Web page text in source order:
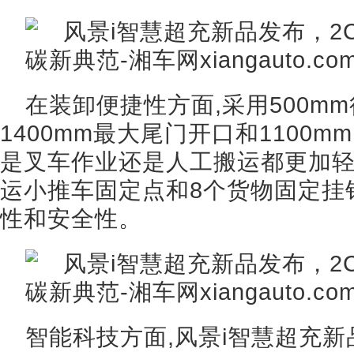
在装卸便捷性方面,采用
1400mm最大尾门开口和
是叉车作业还是人工搬运都更加
运小推车固定点和8个货物固定
性和安全性。
智能科技方面,风景i智慧超充